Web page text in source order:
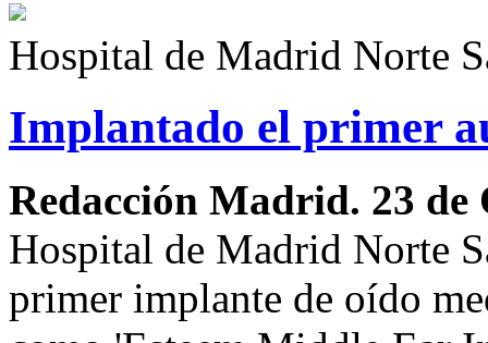
Hospital de Madrid Norte
Implantado el primer
Redacción Madrid. 23
Hospital de Madrid Norte
primer implante de oído